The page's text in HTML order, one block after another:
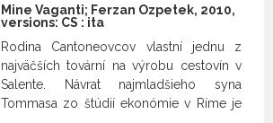
veľké dobrodružstvo.
Mine Vaganti; Ferzan Ozpetek, 2010,
versions: CS : ita
Rodina Cantoneovcov vlastní jednu z
najväčších tovární na výrobu cestovín v
Salente. Návrat najmladšieho syna
Tommasa zo štúdií ekonómie v Ríme je